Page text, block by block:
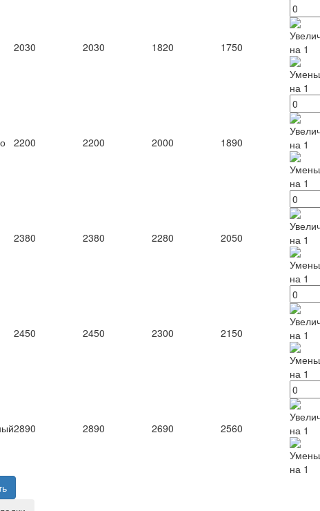
2030 2030 1820 1750
2200 2200 2000 1890
2380 2380 2280 2050
2450 2450 2300 2150
2890 2890 2690 2560